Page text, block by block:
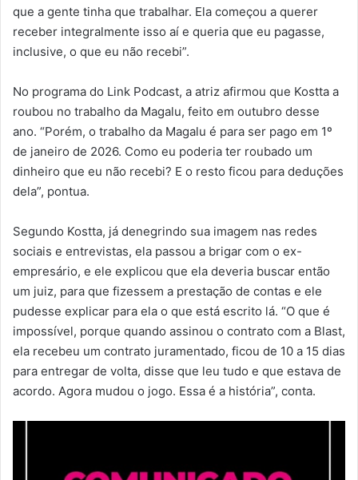
que a gente tinha que trabalhar. Ela começou a querer
receber integralmente isso aí e queria que eu pagasse,
inclusive, o que eu não recebi”.
No programa do Link Podcast, a atriz afirmou que Kostta a
roubou no trabalho da Magalu, feito em outubro desse
ano. “Porém, o trabalho da Magalu é para ser pago em 1º
de janeiro de 2026. Como eu poderia ter roubado um
dinheiro que eu não recebi? E o resto ficou para deduções
dela”, pontua.
Segundo Kostta, já denegrindo sua imagem nas redes
sociais e entrevistas, ela passou a brigar com o ex-
empresário, e ele explicou que ela deveria buscar então
um juiz, para que fizessem a prestação de contas e ele
pudesse explicar para ela o que está escrito lá. “O que é
impossível, porque quando assinou o contrato com a Blast,
ela recebeu um contrato juramentado, ficou de 10 a 15 dias
para entregar de volta, disse que leu tudo e que estava de
acordo. Agora mudou o jogo. Essa é a história”, conta.